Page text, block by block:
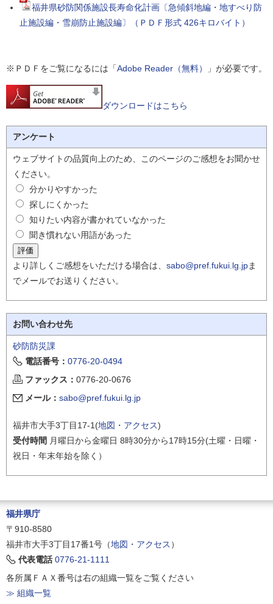
福井県砂防関係施設長寿命化計画〔急傾斜地編・地すべり防
止施設編・雪崩防止施設編〕（ＰＤＦ形式 426キロバイト）
※ＰＤＦをご覧になるには「Adobe Reader（無料） 」が必要です。
ダウンロードはこちら
アンケート
ウェブサイトの品質向上のため、このページのご感想をお聞かせ
ください。
分かりやすかった
探しにくかった
知りたい内容が書かれていなかった
聞き慣れない用語があった
より詳しくご感想をいただける場合は、 sabo@pref.fukui.lg.jpま
でメールでお送りください。
お問い合わせ先
砂防防災課
電話番号： 0776-20-0494
ファックス： 0776-20-0676
メール： sabo@pref.fukui.lg.jp
福井市大手3丁目17-1(地図・アクセス)
受付時間 月曜日から金曜日 8時30分から17時15分(土曜・日曜・
祝日・年末年始を除く）
福井県庁
〒910-8580
福井市大手3丁目17番1号（地図・アクセス ）
代表電話 0776-21-1111
各所属ＦＡＸ番号は右の組織一覧をご覧ください
≫ 組織一覧